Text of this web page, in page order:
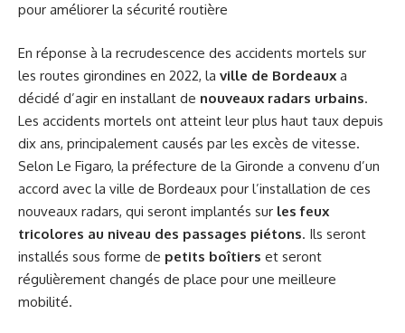
pour améliorer la sécurité routière
En réponse à la recrudescence des accidents mortels sur
les routes girondines en 2022, la ville de Bordeaux a
décidé d’agir en installant de nouveaux radars urbains.
Les accidents mortels ont atteint leur plus haut taux depuis
dix ans, principalement causés par les excès de vitesse.
Selon Le Figaro, la préfecture de la Gironde a convenu d’un
accord avec la ville de Bordeaux pour l’installation de ces
nouveaux radars, qui seront implantés sur les feux
tricolores au niveau des passages piétons. Ils seront
installés sous forme de petits boîtiers et seront
régulièrement changés de place pour une meilleure
mobilité.